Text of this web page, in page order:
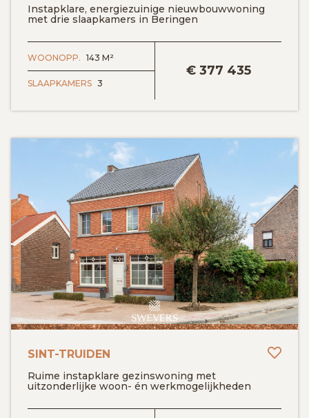
Instapklare, energiezuinige nieuwbouwwoning
met drie slaapkamers in Beringen
€377 435
WOONOPP. 143 M²
SLAAPKAMERS 3
BEKIJK DETAILS
SINT-TRUIDEN
Ruime instapklare gezinswoning met
uitzonderlijke woon- én werkmogelijkheden
BEKIJK DETAILS